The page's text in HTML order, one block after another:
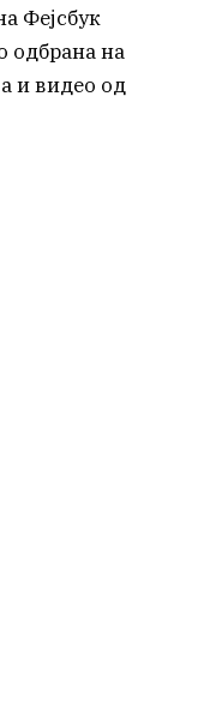
Фејсбук
одбрана на
и видео од